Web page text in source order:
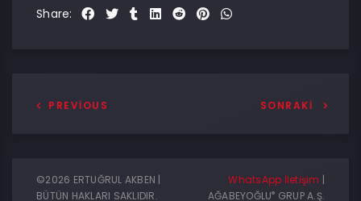
Share:
PREVIOUS SONRAKI
©2026 ERTUĞRUL AKBEN |
BÜTÜN HAKLARI SAKLIDIR.
WhatsApp İletişim |
AĞABEYOĞLU® GRUP A.Ş.